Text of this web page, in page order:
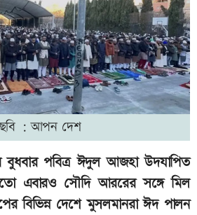
: আপন দেশ
পবিত্র ঈদুল আজহা উদযাপিত
এবারও সৌদি আররের সঙ্গে মিল
বিভিন্ন দেশে মুসলমানরা ঈদ পালন